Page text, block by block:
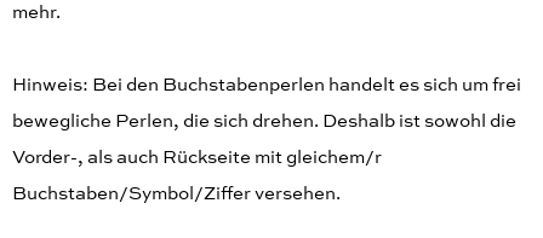
mehr.
Hinweis: Bei den Buchstabenperlen handelt es sich um frei
bewegliche Perlen, die sich drehen. Deshalb ist sowohl die
Vorder-, als auch Rückseite mit gleichem/r
Buchstaben/Symbol/Ziffer versehen.